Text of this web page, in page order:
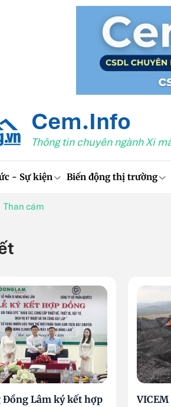
Cem.Info
Thông tin chuyên ngành Xi
- Sự kiện Biến động thị trường
Than cám
Đồng Lâm ký kết hợp